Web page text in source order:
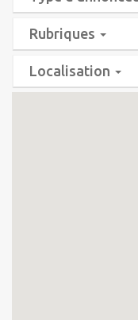
Rubriques
Localisation